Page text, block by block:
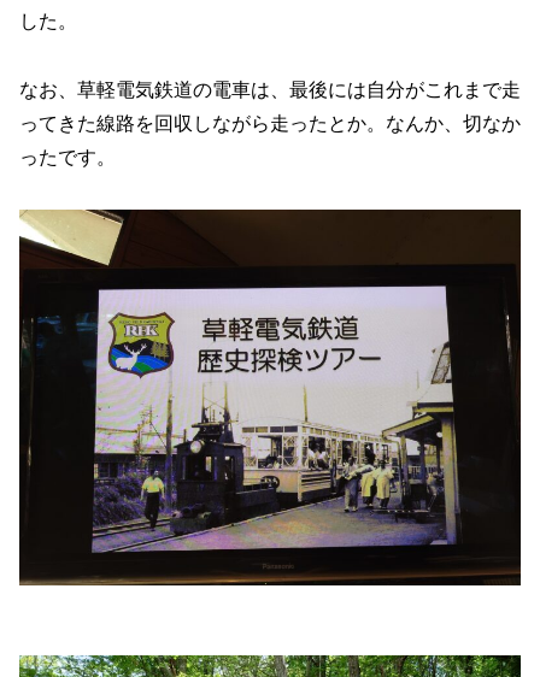
した。
なお、草軽電気鉄道の電車は、最後には自分がこれまで走
ってきた線路を回収しながら走ったとか。なんか、切なか
ったです。